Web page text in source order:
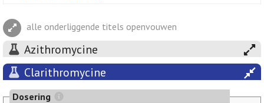
alle onderliggende titels openvouwen
Azithromycine
Clarithromycine
Dosering